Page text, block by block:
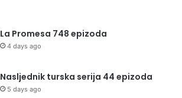
La Promesa 748 epizoda
4 days ago
Nasljednik turska serija 44 epizoda
5 days ago